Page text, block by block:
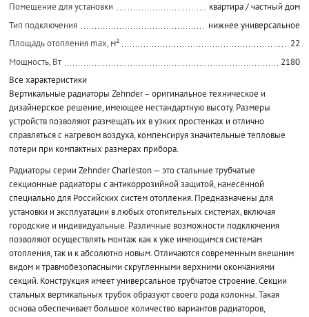
Помещение для установки
квартира / частный дом
Тип подключения
нижнее универсальное
Площадь отопления max, м²
22
Мощность, Вт
2180
Все характеристики
Вертикальные радиаторы Zehnder – оригинальное техническое и
дизайнерское решение, имеющее нестандартную высоту. Размеры
устройств позволяют размещать их в узких простенках и отлично
справляться с нагревом воздуха, компенсируя значительные тепловые
потери при компактных размерах прибора.
Радиаторы серии Zehnder Charleston — это стальные трубчатые
секционные радиаторы с антикоррозийной защитой, нанесённой
специально для Российских систем отопления. Предназначены для
установки и эксплуатации в любых отопительных системах, включая
городские и индивидуальные. Различные возможности подключения
позволяют осуществлять монтаж как к уже имеющимся системам
отопления, так и к абсолютно новым. Отличаются современным внешним
видом и травмобезопасными скругленными верхними окончаниями
секций. Конструкция имеет универсальное трубчатое строение. Секции
стальных вертикальных трубок образуют своего рода колонны. Такая
основа обеспечивает большое количество вариантов радиаторов,